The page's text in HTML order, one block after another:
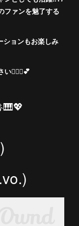
ファンを魅了する
ョンもお楽しみ
💁🏻‍♀️💕